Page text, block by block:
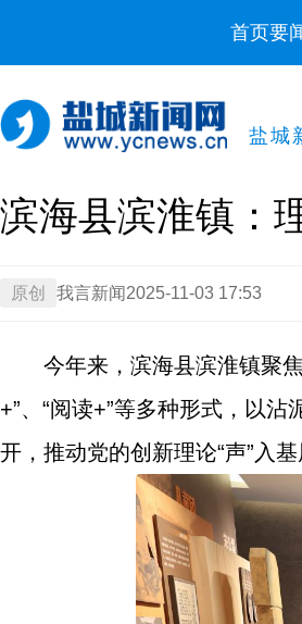
首页要
盐城
滨海县滨淮镇：
原创 我言新闻 2025-11-03 17:53
今年来，滨海县滨淮镇聚
+”、“阅读+”等多种形式，以
开，推动党的创新理论“声”入基